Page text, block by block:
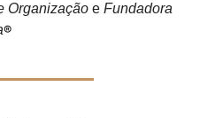
Organização e Fundadora
®